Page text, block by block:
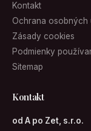
Kontakt
Ochrana osobných
Zásady cookies
Podmienky
Sitemap
Kontakt
od A po Zet, s.r.o.